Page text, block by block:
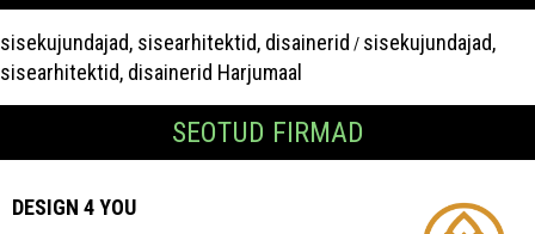
sisekujundajad, sisearhitektid, disainerid / sisekujundajad,
sisearhitektid, disainerid Harjumaal
SEOTUD FIRMAD
DESIGN 4 YOU